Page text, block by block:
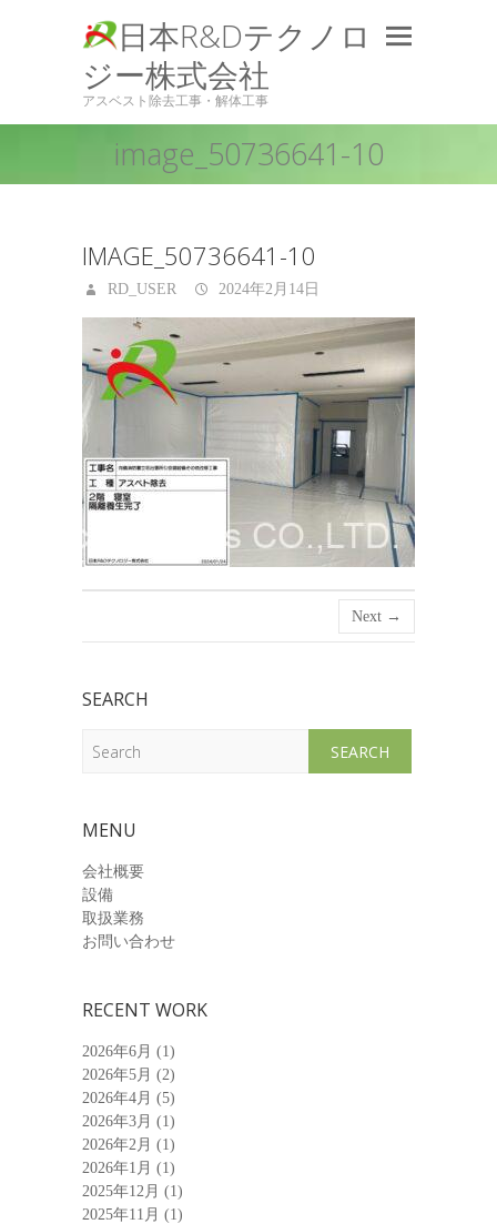
日本R&Dテクノロ
ジー株式会社
アスベスト除去工事・解体工事
image_50736641-10
IMAGE_50736641-10
RD_USER 2024年2月14日
Next →
SEARCH
MENU
会社概要
設備
取扱業務
お問い合わせ
RECENT WORK
2026年6月 (1)
2026年5月 (2)
2026年4月 (5)
2026年3月 (1)
2026年2月 (1)
2026年1月 (1)
2025年12月 (1)
2025年11月 (1)